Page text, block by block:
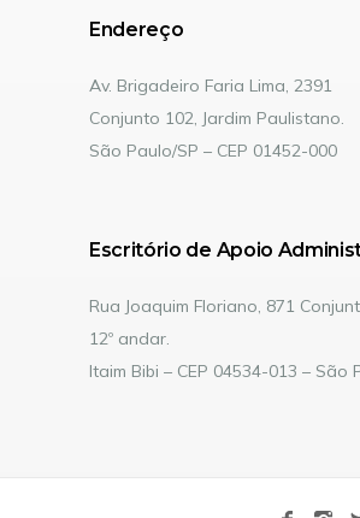
Endereço
Av. Brigadeiro Faria Lima, 2391
Conjunto 102, Jardim Paulistano.
São Paulo/SP – CEP 01452-000
Escritório de Apoio
Rua Joaquim Floriano, 871
12º andar.
Itaim Bibi – CEP 04534-013 – São